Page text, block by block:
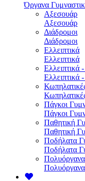
Όργανα
Αξεσουάρ
Αξεσουάρ
Διάδρομοι
Διάδρομοι
Ελλειπτικά
Ελλειπτικά
Ελλειπτικά
Ελλειπτικά
Πάγκοι
Πάγκοι
Παθητική
Παθητική
Ποδήλατα
Ποδήλατα